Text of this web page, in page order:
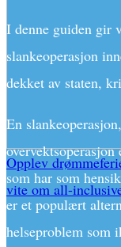
Opplev
vite om all-
I denne guiden gir
slankeoperasjon
dekket av staten,
En
som har som
er et populært
helseproblem som